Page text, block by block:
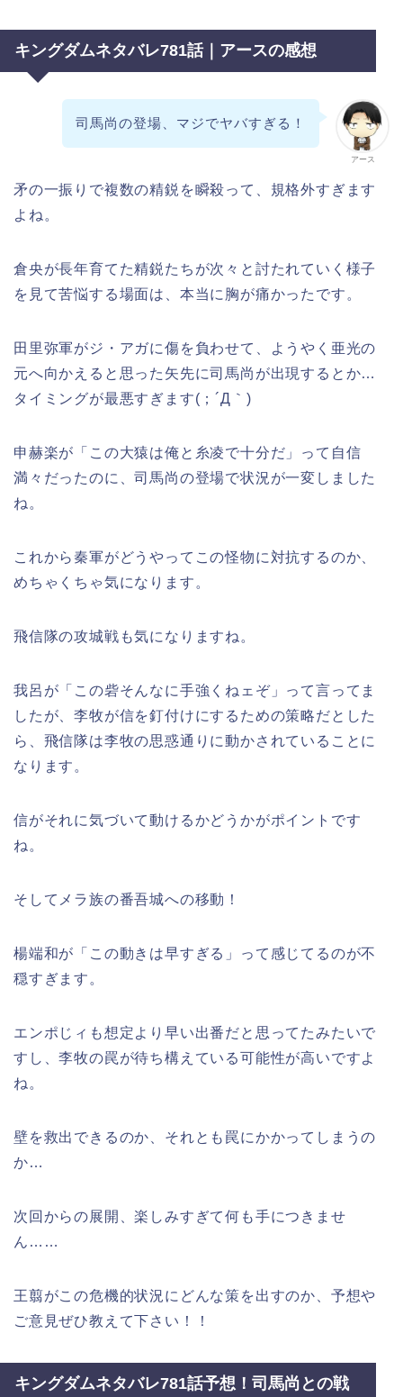
キングダムネタバレ781話｜アースの感想
アース
司馬尚の登場、マジでヤバすぎる！
矛の一振りで複数の精鋭を瞬殺って、規格外すぎます
よね。
倉央が長年育てた精鋭たちが次々と討たれていく様子
を見て苦悩する場面は、本当に胸が痛かったです。
田里弥軍がジ・アガに傷を負わせて、ようやく亜光の
元へ向かえると思った矢先に司馬尚が出現するとか…
タイミングが最悪すぎます(；´Д｀)
申赫楽が「この大猿は俺と糸凌で十分だ」って自信
満々だったのに、司馬尚の登場で状況が一変しました
ね。
これから秦軍がどうやってこの怪物に対抗するのか、
めちゃくちゃ気になります。
飛信隊の攻城戦も気になりますね。
我呂が「この砦そんなに手強くねェぞ」って言ってま
したが、李牧が信を釘付けにするための策略だとした
ら、飛信隊は李牧の思惑通りに動かされていることに
なります。
信がそれに気づいて動けるかどうかがポイントです
ね。
そしてメラ族の番吾城への移動！
楊端和が「この動きは早すぎる」って感じてるのが不
穏すぎます。
エンポじィも想定より早い出番だと思ってたみたいで
すし、李牧の罠が待ち構えている可能性が高いですよ
ね。
壁を救出できるのか、それとも罠にかかってしまうの
か…
次回からの展開、楽しみすぎて何も手につきませ
ん……
王翦がこの危機的状況にどんな策を出すのか、予想や
ご意見ぜひ教えて下さい！！
キングダムネタバレ781話予想！司馬尚との戦